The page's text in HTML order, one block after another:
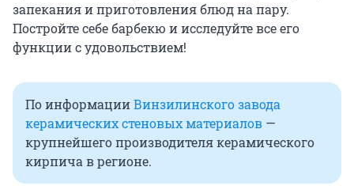
запекания и приготовления блюд на пару.
Постройте себе барбекю и исследуйте все его
функции с удовольствием!
По информацииВинзилинского завода
керамических стеновых материалов —
крупнейшего производителя керамического
кирпича в регионе.